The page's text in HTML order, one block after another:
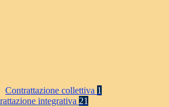
Contrattazione collettiva 1
integrativa 21